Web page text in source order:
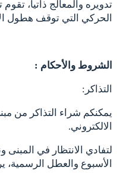
تدويره والمعالج ذاتياً،
الحركي التي توقف هطول
الشروط والأحكام :
التذاكر:
يمكنكم شراء التذاكر من
الالكتروني.
لتفادي الانتظار في المبنى
الأسبوع والعطل الرسمية،